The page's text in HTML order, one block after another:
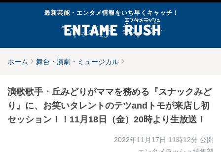
最新芸能・エンタメ情報をいち早くキャッチ！
ホーム 舞台・演劇・ミュージカル
演歌歌手・丘みどりがママを務める『スナックみど
り』に、お笑いタレントのテツandトモが来店し初
セッション！！11月18日（金）20時より生放送！
2022年11月17日 11時12分 公開